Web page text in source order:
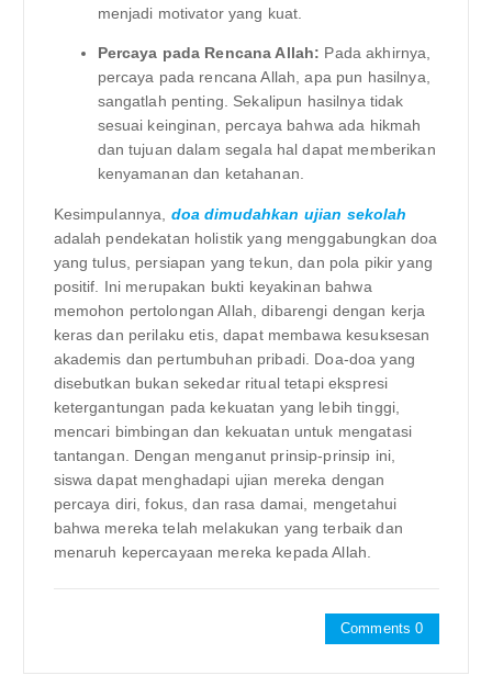
menjadi motivator yang kuat.
Percaya pada Rencana Allah: Pada akhirnya,
percaya pada rencana Allah, apa pun hasilnya,
sangatlah penting. Sekalipun hasilnya tidak
sesuai keinginan, percaya bahwa ada hikmah
dan tujuan dalam segala hal dapat memberikan
kenyamanan dan ketahanan.
Kesimpulannya, doa dimudahkan ujian sekolah
adalah pendekatan holistik yang menggabungkan doa
yang tulus, persiapan yang tekun, dan pola pikir yang
positif. Ini merupakan bukti keyakinan bahwa
memohon pertolongan Allah, dibarengi dengan kerja
keras dan perilaku etis, dapat membawa kesuksesan
akademis dan pertumbuhan pribadi. Doa-doa yang
disebutkan bukan sekedar ritual tetapi ekspresi
ketergantungan pada kekuatan yang lebih tinggi,
mencari bimbingan dan kekuatan untuk mengatasi
tantangan. Dengan menganut prinsip-prinsip ini,
siswa dapat menghadapi ujian mereka dengan
percaya diri, fokus, dan rasa damai, mengetahui
bahwa mereka telah melakukan yang terbaik dan
menaruh kepercayaan mereka kepada Allah.
Comments 0